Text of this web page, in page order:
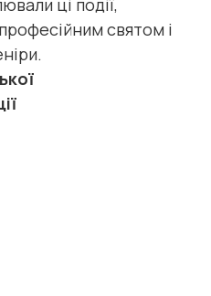
ці події,
святом і